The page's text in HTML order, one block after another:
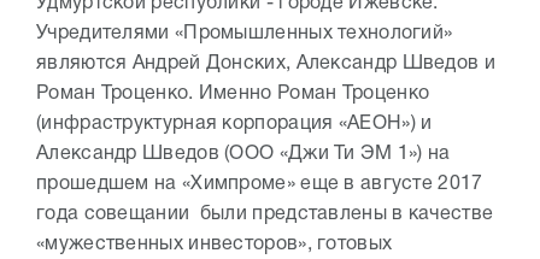
Удмуртской республики - городе Ижевске.
Учредителями «Промышленных технологий»
являются Андрей Донских, Александр Шведов и
Роман Троценко. Именно Роман Троценко
(инфраструктурная корпорация «АЕОН») и
Александр Шведов (ООО «Джи Ти ЭМ 1») на
прошедшем на «Химпроме» еще в августе 2017
года совещании были представлены в качестве
«мужественных инвесторов», готовых